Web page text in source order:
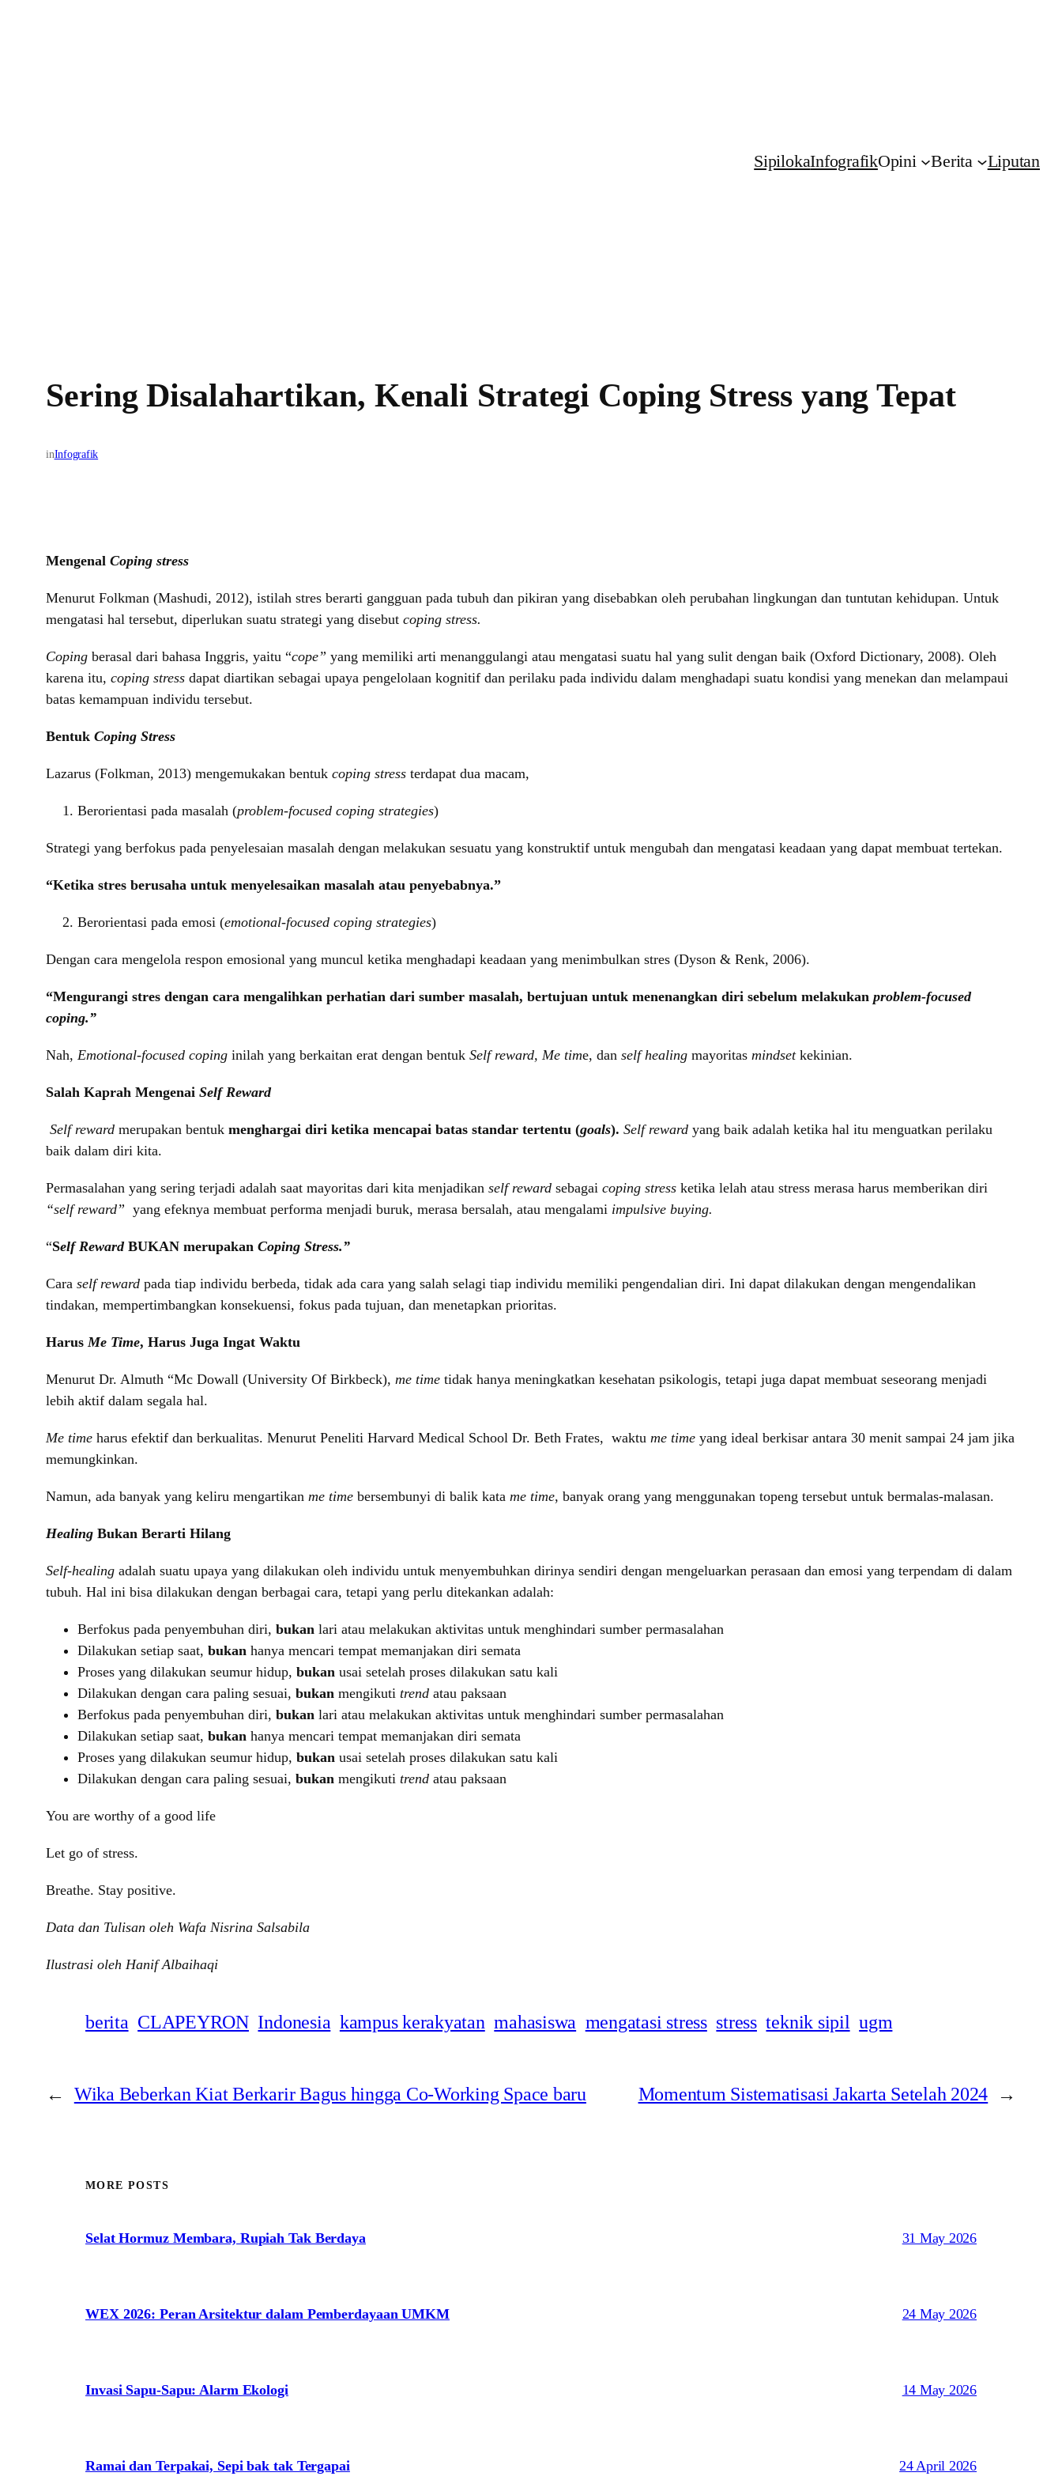
SipilokaInfografikOpini Berita Liputan
Sering Disalahartikan, Kenali Strategi Coping Stress yang Tepat
inInfografik
Mengenal Coping stress
Menurut Folkman (Mashudi, 2012), istilah stres berarti gangguan pada tubuh dan pikiran yang disebabkan oleh perubahan lingkungan dan tuntutan kehidupan. Untuk
mengatasi hal tersebut, diperlukan suatu strategi yang disebut coping stress.
Coping berasal dari bahasa Inggris, yaitu “cope” yang memiliki arti menanggulangi atau mengatasi suatu hal yang sulit dengan baik (Oxford Dictionary, 2008). Oleh
karena itu, coping stress dapat diartikan sebagai upaya pengelolaan kognitif dan perilaku pada individu dalam menghadapi suatu kondisi yang menekan dan melampaui
batas kemampuan individu tersebut.
Bentuk Coping Stress
Lazarus (Folkman, 2013) mengemukakan bentuk coping stress terdapat dua macam,
Berorientasi pada masalah (problem-focused coping strategies)
Strategi yang berfokus pada penyelesaian masalah dengan melakukan sesuatu yang konstruktif untuk mengubah dan mengatasi keadaan yang dapat membuat tertekan.
“Ketika stres berusaha untuk menyelesaikan masalah atau penyebabnya.”
Berorientasi pada emosi (emotional-focused coping strategies)
Dengan cara mengelola respon emosional yang muncul ketika menghadapi keadaan yang menimbulkan stres (Dyson & Renk, 2006).
“Mengurangi stres dengan cara mengalihkan perhatian dari sumber masalah, bertujuan untuk menenangkan diri sebelum melakukan problem-focused
coping.”
Nah, Emotional-focused coping inilah yang berkaitan erat dengan bentuk Self reward, Me time, dan self healing mayoritas mindsetkekinian.
Salah Kaprah Mengenai Self Reward
Self reward merupakan bentuk menghargai diri ketika mencapai batas standar tertentu (goals). Self reward yang baik adalah ketika hal itu menguatkan perilaku
baik dalam diri kita.
Permasalahan yang sering terjadi adalah saat mayoritas dari kita menjadikan self reward sebagai coping stress ketika lelah atau stress merasa harus memberikan diri
“self reward” yang efeknya membuat performa menjadi buruk, merasa bersalah, atau mengalami impulsive buying.
“Self RewardBUKAN merupakan Coping Stress.”
Cara self reward pada tiap individu berbeda, tidak ada cara yang salah selagi tiap individu memiliki pengendalian diri. Ini dapat dilakukan dengan mengendalikan
tindakan, mempertimbangkan konsekuensi, fokus pada tujuan, dan menetapkan prioritas.
HarusMe Time, Harus Juga Ingat Waktu
Menurut Dr. Almuth “Mc Dowall (University Of Birkbeck), me time tidak hanya meningkatkan kesehatan psikologis, tetapi juga dapat membuat seseorang menjadi
lebih aktif dalam segala hal.
Me time harus efektif dan berkualitas. Menurut Peneliti Harvard Medical School Dr. Beth Frates, waktu me time yang ideal berkisar antara 30 menit sampai 24 jam jika
memungkinkan.
Namun, ada banyak yang keliru mengartikan me time bersembunyi di balik kata me time, banyak orang yang menggunakan topeng tersebut untuk bermalas-malasan.
Healing Bukan Berarti Hilang
Self-healing adalah suatu upaya yang dilakukan oleh individu untuk menyembuhkan dirinya sendiri dengan mengeluarkan perasaan dan emosi yang terpendam di dalam
tubuh. Hal ini bisa dilakukan dengan berbagai cara, tetapi yang perlu ditekankan adalah:
Berfokus pada penyembuhan diri, bukan lari atau melakukan aktivitas untuk menghindari sumber permasalahan
Dilakukan setiap saat, bukan hanya mencari tempat memanjakan diri semata
Proses yang dilakukan seumur hidup, bukan usai setelah proses dilakukan satu kali
Dilakukan dengan cara paling sesuai, bukan mengikuti trend atau paksaan
Berfokus pada penyembuhan diri, bukan lari atau melakukan aktivitas untuk menghindari sumber permasalahan
Dilakukan setiap saat, bukan hanya mencari tempat memanjakan diri semata
Proses yang dilakukan seumur hidup, bukan usai setelah proses dilakukan satu kali
Dilakukan dengan cara paling sesuai, bukan mengikuti trend atau paksaan
You are worthy of a good life
Let go of stress.
Breathe. Stay positive.
Data dan Tulisan oleh Wafa Nisrina Salsabila
Ilustrasi oleh Hanif Albaihaqi
berita CLAPEYRON Indonesia kampus kerakyatan mahasiswa mengatasi stress stress teknik sipil ugm
← Wika Beberkan Kiat Berkarir Bagus hingga Co-Working Space baru Momentum Sistematisasi Jakarta Setelah 2024 →
MORE POSTS
Selat Hormuz Membara, Rupiah Tak Berdaya 31 May 2026
WEX 2026: Peran Arsitektur dalam Pemberdayaan UMKM 24 May 2026
Invasi Sapu-Sapu: Alarm Ekologi 14 May 2026
Ramai dan Terpakai, Sepi bak tak Tergapai 24 April 2026